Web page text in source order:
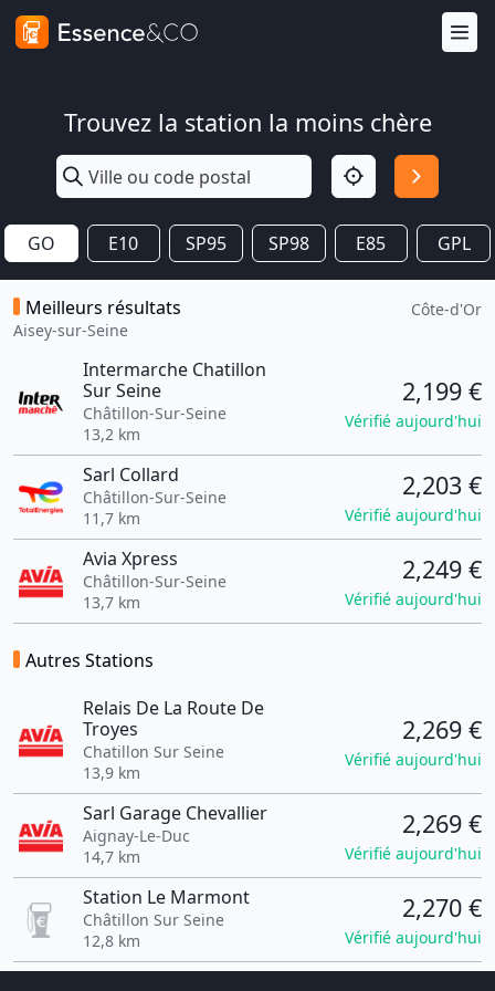
Trouvez la station la moins chère
GO E10 SP95 SP98 E85 GPL
Meilleurs résultats
Aisey-sur-Seine
Côte-d'Or
Intermarche Chatillon
Sur Seine
Châtillon-Sur-Seine
13,2 km
2,199 €
Vérifié aujourd'hui
Sarl Collard
Châtillon-Sur-Seine
11,7 km
2,203 €
Vérifié aujourd'hui
Avia Xpress
Châtillon-Sur-Seine
13,7 km
2,249 €
Vérifié aujourd'hui
Autres Stations
Relais De La Route De
Troyes
Chatillon Sur Seine
13,9 km
2,269 €
Vérifié aujourd'hui
Sarl Garage Chevallier
Aignay-Le-Duc
14,7 km
2,269 €
Vérifié aujourd'hui
Station Le Marmont
Châtillon Sur Seine
12,8 km
2,270 €
Vérifié aujourd'hui